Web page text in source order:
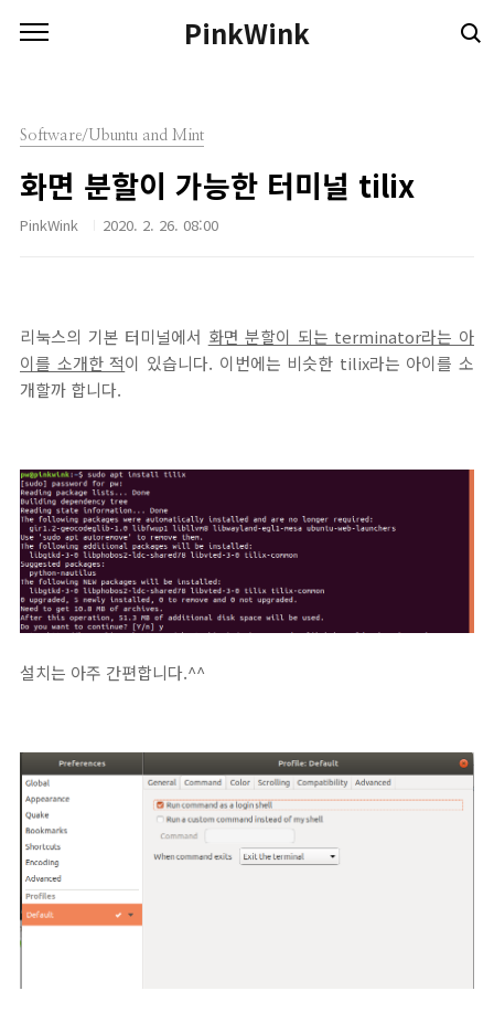
PinkWink
Software/Ubuntu and Mint
화면 분할이 가능한 터미널 tilix
PinkWink 2020. 2. 26. 08:00
리눅스의 기본 터미널에서 화면 분할이 되는 terminator라는 아
이를 소개한 적이 있습니다. 이번에는 비슷한 tilix라는 아이를 소
개할까 합니다.
설치는 아주 간편합니다.^^